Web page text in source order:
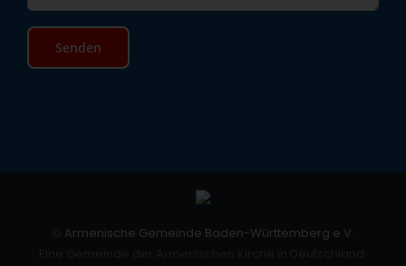
Armenische Gemeinde Baden-Württemberg e.V.